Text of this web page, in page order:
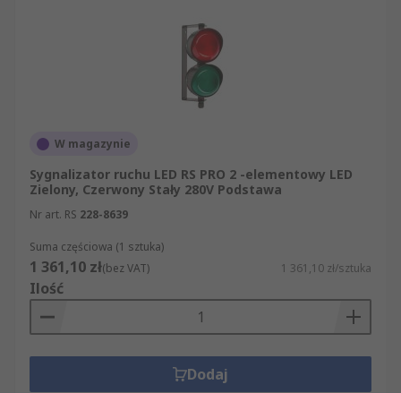
W magazynie
Sygnalizator ruchu LED RS PRO 2 -elementowy LED
Zielony, Czerwony Stały 280V Podstawa
Nr art. RS 228-8639
Suma częściowa (1 sztuka)
1 361,10 zł(bez VAT) 1 361,10 zł/sztuka
Ilość
Dodaj